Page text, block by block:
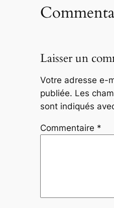
Laisser un
Votre adresse e-
publiée. Les
sont indiqués
Commentaire *